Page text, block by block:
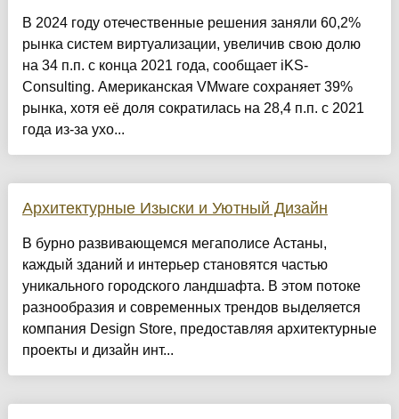
В 2024 году отечественные решения заняли 60,2%
рынка систем виртуализации, увеличив свою долю
на 34 п.п. с конца 2021 года, сообщает iKS-
Consulting. Американская VMware сохраняет 39%
рынка, хотя её доля сократилась на 28,4 п.п. с 2021
года из-за ухо...
Архитектурные Изыски и Уютный Дизайн
​В бурно развивающемся мегаполисе Астаны,
каждый зданий и интерьер становятся частью
уникального городского ландшафта. В этом потоке
разнообразия и современных трендов выделяется
компания Design Store, предоставляя архитектурные
проекты и дизайн инт...